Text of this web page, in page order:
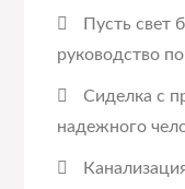
Пусть свет
руководство
Сиделка с
надежного